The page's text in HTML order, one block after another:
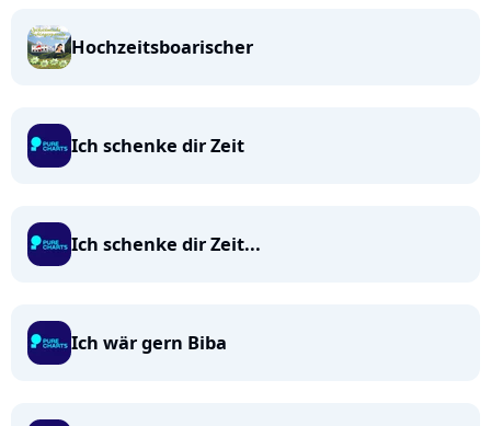
Hochzeitsboarischer
Ich schenke dir Zeit
Ich schenke dir Zeit...
Ich wär gern Biba